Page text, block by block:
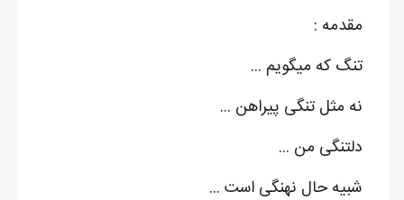
مقدمه :
تنگ که میگویم ...
نه مثل تنگی پیراهن ...
دلتنگی من ...
شبیه حال نهنگی است ...